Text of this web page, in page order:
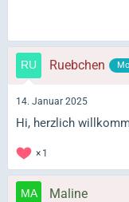
Ruebchen
14. Januar 2025
Hi, herzlich
1
Maline